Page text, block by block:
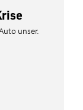
unser.